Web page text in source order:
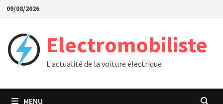
Passer
contenu
09/08/2026
Electromobiliste
L'actualité de la voiture électrique
MENU